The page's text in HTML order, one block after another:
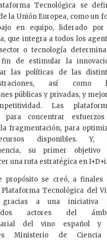
Tecnológica se
la Unión Europea, como un
en equipo, liderado
que integra a todos los
o tecnología
de estimular la
las políticas de las
así como
públicas y privadas, y
Las
para concentrar
fragmentación, para
disponibles. Y,
su primer objetivo
una ruta estratégica en I+D+i.
propósito se creó, a finales
Plataforma Tecnológica del
gracias a una iniciativa
actores del
del vino español y
Ministerio de